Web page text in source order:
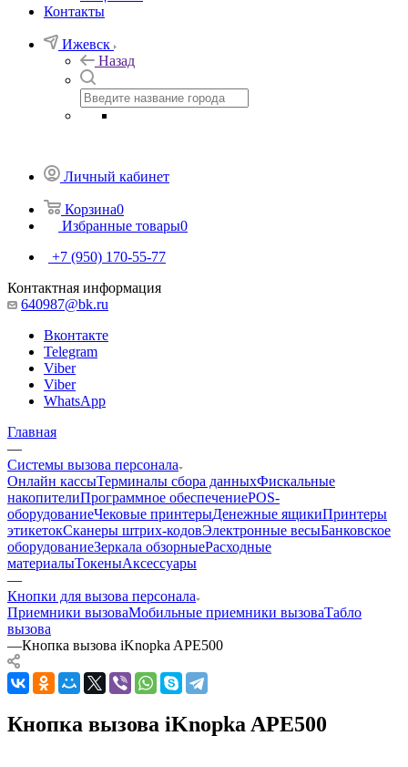
Контакты
Ижевск
Назад
Личный кабинет
Корзина0
Избранные товары0
+7 (950) 170-55-77
Контактная информация
640987@bk.ru
Вконтакте
Telegram
Viber
Viber
WhatsApp
Главная
—
Системы вызова персонала
Онлайн кассыТерминалы сбора данныхФискальные
накопителиПрограммное обеспечениеPOS-
оборудованиеЧековые принтерыДенежные ящикиПринтеры
этикетокСканеры штрих-кодовЭлектронные весыБанковское
оборудованиеЗеркала обзорныеРасходные
материалыТокеныАксессуары
—
Кнопки для вызова персонала
Приемники вызоваМобильные приемники вызоваТабло
вызова
—Кнопка вызова iKnopka APE500
Кнопка вызова iKnopka APE500